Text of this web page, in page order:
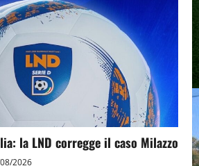
la LND corregge il caso Milazzo
2026